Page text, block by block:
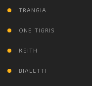
TRANGIA
ONE TIGRIS
KEITH
BIALETTI